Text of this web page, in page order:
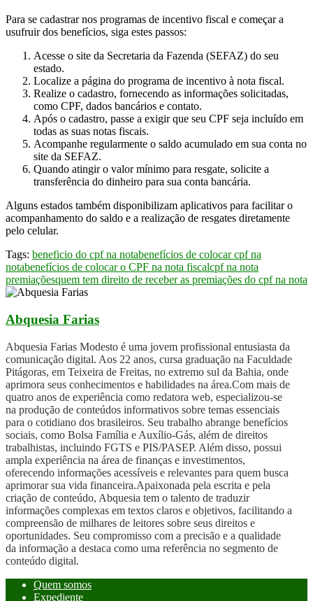
Para se cadastrar nos programas de incentivo fiscal e começar a
usufruir dos benefícios, siga estes passos:
Acesse o site da Secretaria da Fazenda (SEFAZ) do seu
estado.
Localize a página do programa de incentivo à nota fiscal.
Realize o cadastro, fornecendo as informações solicitadas,
como CPF, dados bancários e contato.
Após o cadastro, passe a exigir que seu CPF seja incluído em
todas as suas notas fiscais.
Acompanhe regularmente o saldo acumulado em sua conta no
site da SEFAZ.
Quando atingir o valor mínimo para resgate, solicite a
transferência do dinheiro para sua conta bancária.
Alguns estados também disponibilizam aplicativos para facilitar o
acompanhamento do saldo e a realização de resgates diretamente
pelo celular.
Tags: beneficio do cpf na notabenefícios de colocar cpf na
notabenefícios de colocar o CPF na nota fiscalcpf na nota
premiaçõesquem tem direito de receber as premiações do cpf na nota
Abquesia Farias
Abquesia Farias Modesto é uma jovem profissional entusiasta da
comunicação digital. Aos 22 anos, cursa graduação na Faculdade
Pitágoras, em Teixeira de Freitas, no extremo sul da Bahia, onde
aprimora seus conhecimentos e habilidades na área.Com mais de
quatro anos de experiência como redatora web, especializou-se
na produção de conteúdos informativos sobre temas essenciais
para o cotidiano dos brasileiros. Seu trabalho abrange benefícios
sociais, como Bolsa Família e Auxílio-Gás, além de direitos
trabalhistas, incluindo FGTS e PIS/PASEP. Além disso, possui
ampla experiência na área de finanças e investimentos,
oferecendo informações acessíveis e relevantes para quem busca
aprimorar sua vida financeira.Apaixonada pela escrita e pela
criação de conteúdo, Abquesia tem o talento de traduzir
informações complexas em textos claros e objetivos, facilitando a
compreensão de milhares de leitores sobre seus direitos e
oportunidades. Seu compromisso com a precisão e a qualidade
da informação a destaca como uma referência no segmento de
conteúdo digital.
Quem somos
Expediente